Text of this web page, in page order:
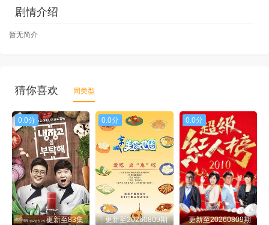
剧情介绍
暂无简介
猜你喜欢 同类型
0.0分
更新至83集
0.0分
更新至20260809期
0.0分
更新至20260809期